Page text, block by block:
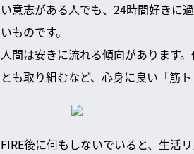
い意志がある人でも、24時間好きに
いものです。
人間は安きに流れる傾向があります
とも取り組むなど、心身に良い「筋
FIRE後に何もしないでいると、生活